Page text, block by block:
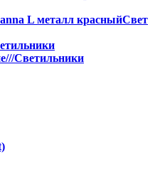
Свет
Светильники